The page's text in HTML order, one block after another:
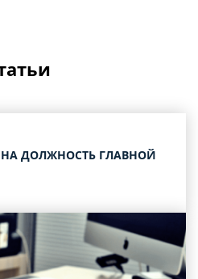
ДОЛЖНОСТЬ ГЛАВНОЙ